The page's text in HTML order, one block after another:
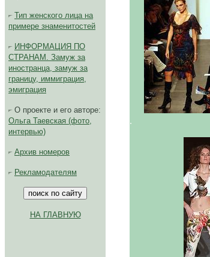
Тип женского лица на
примере знаменитостей
ИНФОРМАЦИЯ ПО
СТРАНАМ. Замуж за
иностранца, замуж за
границу, иммиграция,
эмиграция
О проекте и его авторе:
Ольга Таевская (фото,
интервью)
Архив номеров
Рекламодателям
НА ГЛАВНУЮ
.